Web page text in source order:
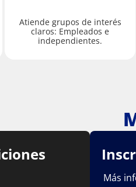
Atiende grupos de interés
claros: Empleados e
independientes.
Más